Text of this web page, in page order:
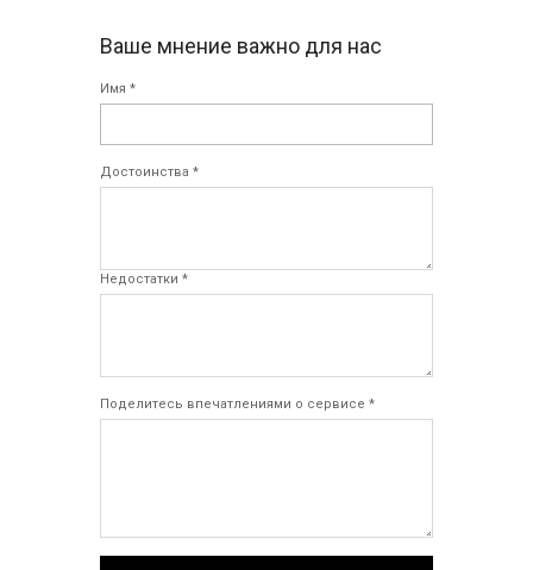
Ваше мнение важно для нас
Имя *
Достоинства *
Недостатки *
Поделитесь впечатлениями о сервисе *